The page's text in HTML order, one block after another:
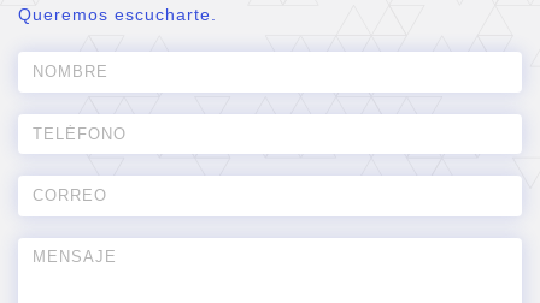
Queremos escucharte.